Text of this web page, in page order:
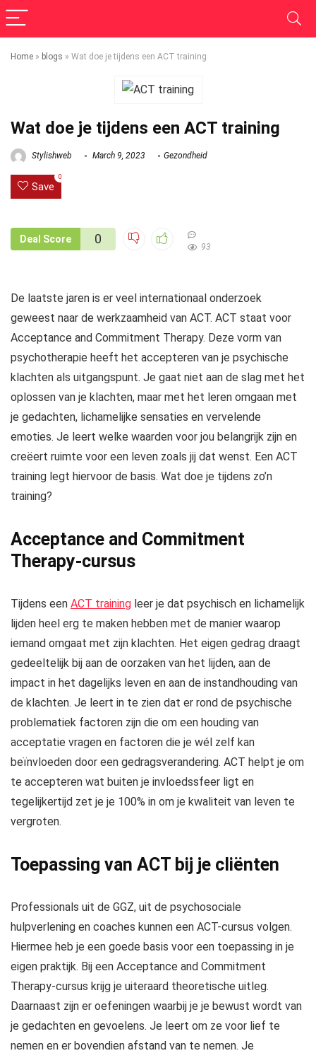
Home » blogs » Wat doe je tijdens een ACT training
Wat doe je tijdens een ACT training
Stylishweb March 9, 2023 Gezondheid
Save
0
Deal Score 0
93
De laatste jaren is er veel internationaal onderzoek
geweest naar de werkzaamheid van ACT. ACT staat voor
Acceptance and Commitment Therapy. Deze vorm van
psychotherapie heeft het accepteren van je psychische
klachten als uitgangspunt. Je gaat niet aan de slag met het
oplossen van je klachten, maar met het leren omgaan met
je gedachten, lichamelijke sensaties en vervelende
emoties. Je leert welke waarden voor jou belangrijk zijn en
creëert ruimte voor een leven zoals jij dat wenst. Een ACT
training legt hiervoor de basis. Wat doe je tijdens zo’n
training?
Acceptance and Commitment
Therapy-cursus
Tijdens een ACT training leer je dat psychisch en lichamelijk
lijden heel erg te maken hebben met de manier waarop
iemand omgaat met zijn klachten. Het eigen gedrag draagt
gedeeltelijk bij aan de oorzaken van het lijden, aan de
impact in het dagelijks leven en aan de instandhouding van
de klachten. Je leert in te zien dat er rond de psychische
problematiek factoren zijn die om een houding van
acceptatie vragen en factoren die je wél zelf kan
beïnvloeden door een gedragsverandering. ACT helpt je om
te accepteren wat buiten je invloedssfeer ligt en
tegelijkertijd zet je je 100% in om je kwaliteit van leven te
vergroten.
Toepassing van ACT bij je cliënten
Professionals uit de GGZ, uit de psychosociale
hulpverlening en coaches kunnen een ACT-cursus volgen.
Hiermee heb je een goede basis voor een toepassing in je
eigen praktijk. Bij een Acceptance and Commitment
Therapy-cursus krijg je uiteraard theoretische uitleg.
Daarnaast zijn er oefeningen waarbij je je bewust wordt van
je gedachten en gevoelens. Je leert om ze voor lief te
nemen en er bovendien afstand van te nemen. Je